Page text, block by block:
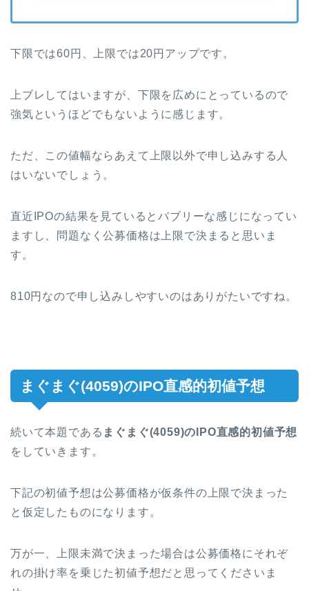
下限では60円、上限では20円アップです。
上ブレしてはいますが、下限を広めにとっているので
強気というほどでもないように感じます。
ただ、この値幅ならあえて上限以外で申し込みする人
はいないでしょう。
直近IPOの結果を見ているとバブリーな感じになってい
ますし、問題なく公募価格は上限で決まると思いま
す。
810円なので申し込みしやすいのはありがたいですね。
まぐまぐ(4059)のIPO直感的初値予想
続いて本題である まぐまぐ(4059)のIPO直感的初値予想
をしていきます。
下記の初値予想は公募価格が仮条件の上限で決まった
と仮定したものになります。
万が一、上限未満で決まった場合は公募価格にそれぞ
れの掛け率を乗じた初値予想だと思ってくださいま